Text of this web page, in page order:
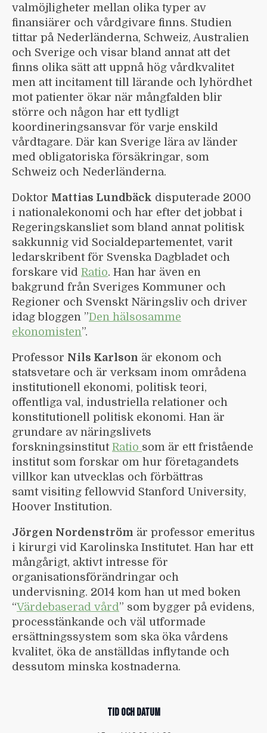
valmöjligheter mellan olika typer av
finansiärer och vårdgivare finns. Studien
tittar på Nederländerna, Schweiz, Australien
och Sverige och visar bland annat att det
finns olika sätt att uppnå hög vårdkvalitet
men att incitament till lärande och lyhördhet
mot patienter ökar när mångfalden blir
större och någon har ett tydligt
koordineringsansvar för varje enskild
vårdtagare. Där kan Sverige lära av länder
med obligatoriska försäkringar, som
Schweiz och Nederländerna.
Doktor Mattias Lundbäck disputerade 2000
i nationalekonomi och har efter det jobbat i
Regeringskansliet som bland annat politisk
sakkunnig vid Socialdepartementet, varit
ledarskribent för Svenska Dagbladet och
forskare vid Ratio. Han har även en
bakgrund från Sveriges Kommuner och
Regioner och Svenskt Näringsliv och driver
idag bloggen ”Den hälsosamme
ekonomisten”.
Professor Nils Karlson är ekonom och
statsvetare och är verksam inom områdena
institutionell ekonomi, politisk teori,
offentliga val, industriella relationer och
konstitutionell politisk ekonomi. Han är
grundare av näringslivets
forskningsinstitut Ratio som är ett fristående
institut som forskar om hur företagandets
villkor kan utvecklas och förbättras
samt visiting fellowvid Stanford University,
Hoover Institution.
Jörgen Nordenström är professor emeritus
i kirurgi vid Karolinska Institutet. Han har ett
mångårigt, aktivt intresse för
organisationsförändringar och
undervisning. 2014 kom han ut med boken
“Värdebaserad vård” som bygger på evidens,
processtänkande och väl utformade
ersättningssystem som ska öka vårdens
kvalitet, öka de anställdas inflytande och
dessutom minska kostnaderna.
TID OCH DATUM